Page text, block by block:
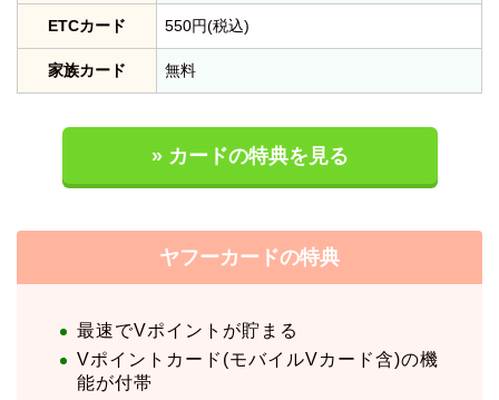
ETCカード 550円(税込)
家族カード 無料
» カードの特典を見る
ヤフーカードの特典
最速でVポイントが貯まる
Vポイントカード(モバイルVカード含)の機
能が付帯